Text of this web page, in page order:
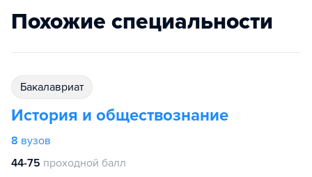
Похожие специальности
бакалавриат
История и обществознание
8 вузов
44-75 проходной балл